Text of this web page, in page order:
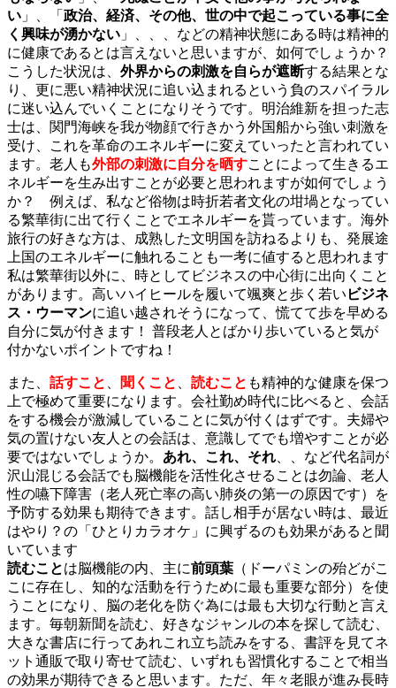
い 」、「 政治、経済、その他、世の中で起こっている事に全
く興味が湧かない 」、、、などの精神状態にある時は精神的
に健康であるとは言えないと思いますが、如何でしょうか？
こうした状況は、 外界からの刺激を自らが遮断する結果とな
り、更に悪い精神状況に追い込まれるという負のスパイラル
に迷い込んでいくことになりそうです。明治維新を担った志
士は、関門海峡を我が物顔で行きかう外国船から強い刺激を
受け、これを革命のエネルギーに変えていったと言われてい
ます。老人も外部の刺激に自分を晒すことによって生きるエ
ネルギーを生み出すことが必要と思われますが如何でしょう
か？ 例えば、私など俗物は時折若者文化の坩堝となってい
る繁華街に出て行くことでエネルギーを貰っています。海外
旅行の好きな方は、成熟した文明国を訪ねるよりも、発展途
上国のエネルギーに触れることも一考に値すると思われます
私は繁華街以外に、時としてビジネスの中心街に出向くこと
があります。高いハイヒールを履いて颯爽と歩く若い ビジネ
ス・ウーマンに追い越されそうになって、慌てて歩を早める
自分に気が付きます！ 普段老人とばかり歩いていると気が
付かないポイントですね！
また、 話すこと 聞くこと 読むこと も精神的な健康を保つ
上で極めて重要になります。会社勤め時代に比べると、会話
をする機会が激減していることに気が付くはずです。夫婦や
気の置けない友人との会話は、意識してでも増やすことが必
要ではないでしょうか。 あれ、これ、それ 、、など代名詞が
沢山混じる会話でも脳機能を活性化させることは勿論、老人
性の嚥下障害（老人死亡率の高い肺炎の第一の原因です）を
予防する効果も期待できます。話し相手が居ない時は、最近
はやり？の「ひとりカラオケ」に興ずるのも効果があると聞
いています
読むことは脳機能の内、主に前頭葉 （ドーパミンの殆どがこ
こに存在し、知的な活動を行うために最も重要な部分）を使
うことになり、脳の老化を防ぐ為には最も大切な行動と言え
ます。毎朝新聞を読む、好きなジャンルの本を探して読む、
大きな書店に行ってあれこれ立ち読みをする、書評を見てネ
ット通販で取り寄せて読む、いずれも習慣化することで相当
の効果が期待できると思います。ただ、年々老眼が進み長時